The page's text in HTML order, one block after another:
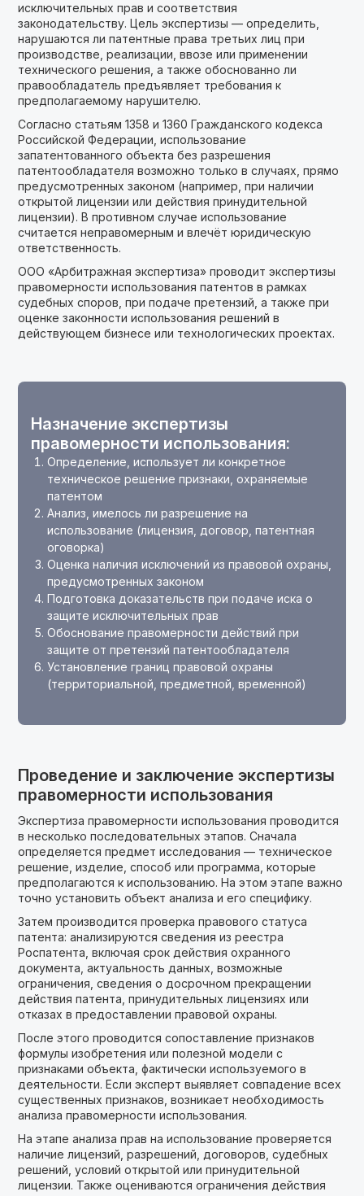
исключительных прав и соответствия
законодательству. Цель экспертизы — определить,
нарушаются ли патентные права третьих лиц при
производстве, реализации, ввозе или применении
технического решения, а также обоснованно ли
правообладатель предъявляет требования к
предполагаемому нарушителю.
Согласно статьям 1358 и 1360 Гражданского кодекса
Российской Федерации, использование
запатентованного объекта без разрешения
патентообладателя возможно только в случаях, прямо
предусмотренных законом (например, при наличии
открытой лицензии или действия принудительной
лицензии). В противном случае использование
считается неправомерным и влечёт юридическую
ответственность.
ООО «Арбитражная экспертиза» проводит экспертизы
правомерности использования патентов в рамках
судебных споров, при подаче претензий, а также при
оценке законности использования решений в
действующем бизнесе или технологических проектах.
Назначение экспертизы
правомерности использования:
Определение, использует ли конкретное
техническое решение признаки, охраняемые
патентом
Анализ, имелось ли разрешение на
использование (лицензия, договор, патентная
оговорка)
Оценка наличия исключений из правовой охраны,
предусмотренных законом
Подготовка доказательств при подаче иска о
защите исключительных прав
Обоснование правомерности действий при
защите от претензий патентообладателя
Установление границ правовой охраны
(территориальной, предметной, временной)
Проведение и заключение экспертизы
правомерности использования
Экспертиза правомерности использования проводится
в несколько последовательных этапов. Сначала
определяется предмет исследования — техническое
решение, изделие, способ или программа, которые
предполагаются к использованию. На этом этапе важно
точно установить объект анализа и его специфику.
Затем производится проверка правового статуса
патента: анализируются сведения из реестра
Роспатента, включая срок действия охранного
документа, актуальность данных, возможные
ограничения, сведения о досрочном прекращении
действия патента, принудительных лицензиях или
отказах в предоставлении правовой охраны.
После этого проводится сопоставление признаков
формулы изобретения или полезной модели с
признаками объекта, фактически используемого в
деятельности. Если эксперт выявляет совпадение всех
существенных признаков, возникает необходимость
анализа правомерности использования.
На этапе анализа прав на использование проверяется
наличие лицензий, разрешений, договоров, судебных
решений, условий открытой или принудительной
лицензии. Также оцениваются ограничения действия